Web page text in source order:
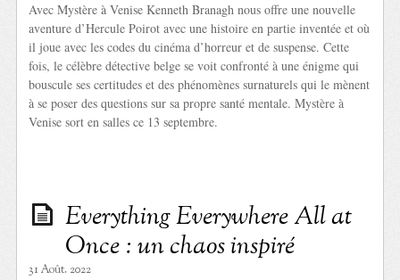
Avec Mystère à Venise Kenneth Branagh nous offre une nouvelle
aventure d’Hercule Poirot avec une histoire en partie inventée et où
il joue avec les codes du cinéma d’horreur et de suspense. Cette
fois, le célèbre détective belge se voit confronté à une énigme qui
bouscule ses certitudes et des phénomènes surnaturels qui le mènent
à se poser des questions sur sa propre santé mentale. Mystère à
Venise sort en salles ce 13 septembre.
Everything Everywhere All at
Once : un chaos inspiré
31 Août. 2022